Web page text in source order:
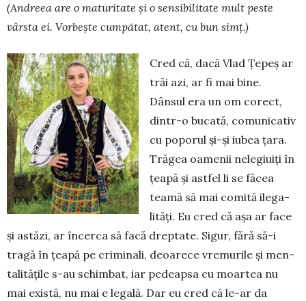
(Andreea are o maturitate și o sensibilitate mult peste
vârsta ei. Vorbește cumpătat, atent, cu bun simț.)
Cred că, dacă Vlad Țepeș ar
trăi azi, ar fi mai bine.
Dânsul era un om corect,
dintr-o bucată, comunicativ
cu poporul și-și iubea țara.
Trăgea oamenii nelegiuiți în
țeapă și astfel li se făcea
teamă să mai comită ile­ga­
lități. Eu cred că așa ar face
și astăzi, ar încerca să facă dreptate. Sigur, fără să-i
tragă în țeapă pe criminali, deoarece vremurile și men­
talitățile s-au schimbat, iar pedeapsa cu moartea nu
mai există, nu mai e legală. Dar eu cred că le-ar da